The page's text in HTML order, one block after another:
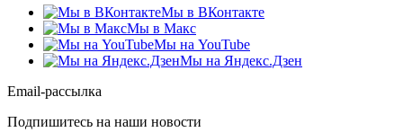
Мы в ВКонтакте
Мы в Макс
Мы на YouTube
Мы на Яндекс.Дзен
Email-рассылка
Подпишитесь на наши новости